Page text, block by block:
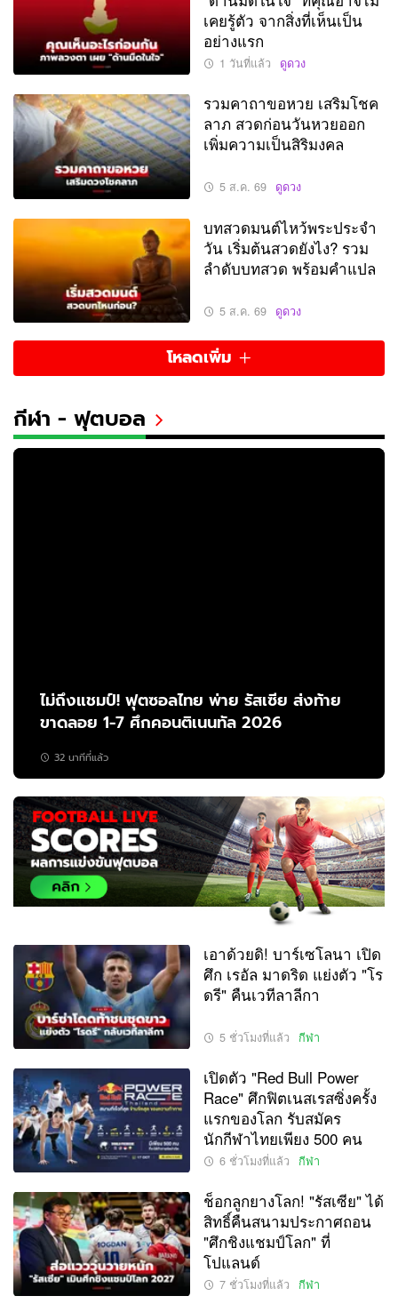
เคยรู้ตัว จากสิ่งที่เห็นเป็น
อย่างแรก
1 วันที่แล้ว ดูดวง
รวมคาถาขอหวย เสริมโชค
ลาภ สวดก่อนวันหวยออก
เพิ่มความเป็นสิริมงคล
5 ส.ค. 69 ดูดวง
บทสวดมนต์ไหว้พระประจำ
วัน เริ่มต้นสวดยังไง? รวม
ลำดับบทสวด พร้อมคำแปล
5 ส.ค. 69 ดูดวง
โหลดเพิ่ม
กีฬา - ฟุตบอล
ไม่ถึงแชมป์! ฟุตซอลไทย พ่าย รัสเซีย ส่งท้าย
ขาดลอย 1-7 ศึกคอนติเนนทัล 2026
32 นาทีที่แล้ว
เอาด้วยดิ! บาร์เซโลนา เปิด
ศึก เรอัล มาดริด แย่งตัว "โร
ดรี" คืนเวทีลาลีกา
5 ชั่วโมงที่แล้ว กีฬา
เปิดตัว "Red Bull Power
Race" ศึกฟิตเนสเรสซิ่งครั้ง
แรกของโลก รับสมัคร
นักกีฬาไทยเพียง 500 คน
6 ชั่วโมงที่แล้ว กีฬา
ช็อกลูกยางโลก! "รัสเซีย" ได้
สิทธิ์คืนสนามประกาศถอน
"ศึกชิงแชมป์โลก" ที่
โปแลนด์
7 ชั่วโมงที่แล้ว กีฬา